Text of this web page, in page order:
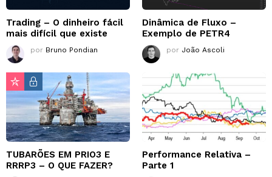
Trading – O dinheiro fácil
mais difícil que existe
por Bruno Pondian
Dinâmica de Fluxo –
Exemplo de PETR4
por João Ascoli
TUBARÕES EM PRIO3 E
RRRP3 – O QUE FAZER?
Performance Relativa –
Parte 1